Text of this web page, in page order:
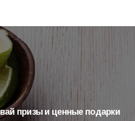
призы и ценные подарки